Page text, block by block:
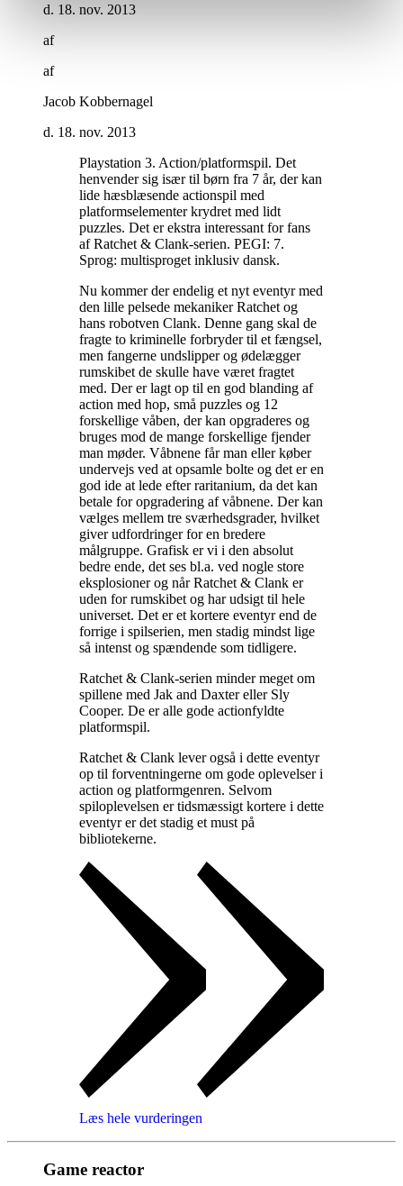
d. 18. nov. 2013
af
af
Jacob Kobbernagel
d. 18. nov. 2013
Playstation 3. Action/platformspil. Det
henvender sig især til børn fra 7 år, der kan
lide hæsblæsende actionspil med
platformselementer krydret med lidt
puzzles. Det er ekstra interessant for fans
af Ratchet & Clank-serien. PEGI: 7.
Sprog: multisproget inklusiv dansk.
Nu kommer der endelig et nyt eventyr med
den lille pelsede mekaniker Ratchet og
hans robotven Clank. Denne gang skal de
fragte to kriminelle forbryder til et fængsel,
men fangerne undslipper og ødelægger
rumskibet de skulle have været fragtet
med. Der er lagt op til en god blanding af
action med hop, små puzzles og 12
forskellige våben, der kan opgraderes og
bruges mod de mange forskellige fjender
man møder. Våbnene får man eller køber
undervejs ved at opsamle bolte og det er en
god ide at lede efter raritanium, da det kan
betale for opgradering af våbnene. Der kan
vælges mellem tre sværhedsgrader, hvilket
giver udfordringer for en bredere
målgruppe. Grafisk er vi i den absolut
bedre ende, det ses bl.a. ved nogle store
eksplosioner og når Ratchet & Clank er
uden for rumskibet og har udsigt til hele
universet. Det er et kortere eventyr end de
forrige i spilserien, men stadig mindst lige
så intenst og spændende som tidligere.
Ratchet & Clank-serien minder meget om
spillene med Jak and Daxter eller Sly
Cooper. De er alle gode actionfyldte
platformspil.
Ratchet & Clank lever også i dette eventyr
op til forventningerne om gode oplevelser i
action og platformgenren. Selvom
spiloplevelsen er tidsmæssigt kortere i dette
eventyr er det stadig et must på
bibliotekerne.
Læs hele vurderingen
Game reactor